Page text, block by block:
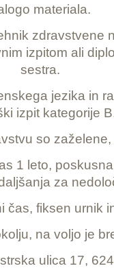
materiala.
zdravstvene
izpitom ali
sestra.
jezika in
izpit kategorije
so
1 leto,
za
čas, fiksen urnik
na voljo je
ulica 17,